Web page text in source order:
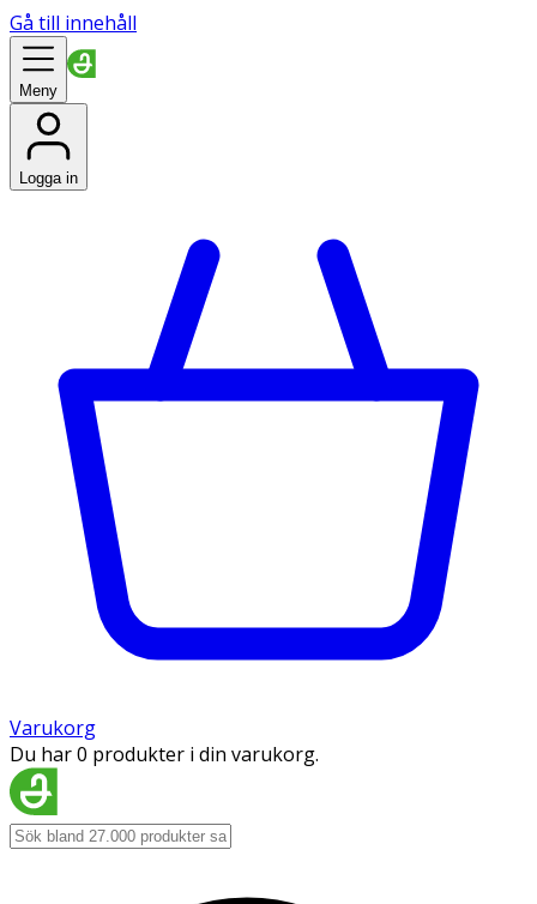
Gå till innehåll
Meny
Logga in
Varukorg
Du har 0 produkter i din varukorg.